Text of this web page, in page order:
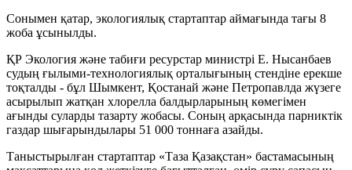
Сонымен қатар, экологиялық стартаптар аймағында тағы 8
жоба ұсынылды.
ҚР Экология және табиғи ресурстар министрі Е. Нысанбаев
судың ғылыми-технологиялық орталығының стендіне ерекше
тоқталды - бұл Шымкент, Қостанай және Петропавлда жүзеге
асырылып жатқан хлорелла балдырларының көмегімен
ағынды суларды тазарту жобасы. Соның арқасында парниктік
газдар шығарындылары 51 000 тоннаға азайды.
Таныстырылған стартаптар «Таза Қазақстан» бастамасының